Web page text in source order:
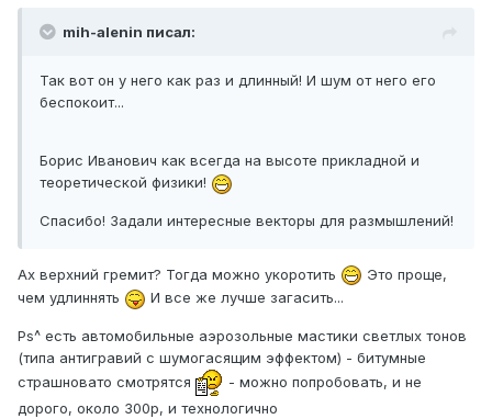
mih-alenin писал:
Так вот он у него как раз и длинный! И шум от него его
беспокоит...
Борис Иванович как всегда на высоте прикладной и
теоретической физики!
Спасибо! Задали интересные векторы для размышлений!
Ах верхний гремит? Тогда можно укоротить
Это проще,
чем удлиннять
И все же лучше загасить...
Ps^ есть автомобильные аэрозольные мастики светлых тонов
(типа антигравий с шумогасящим эффектом) - битумные
страшновато смотрятся
- можно попробовать, и не
дорого, около 300р, и технологично